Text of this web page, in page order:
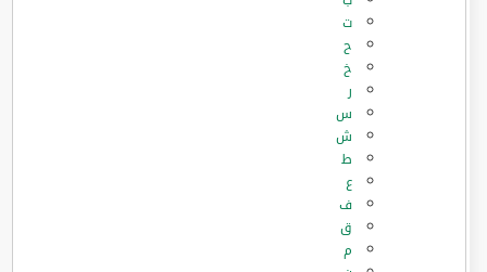
ت
ح
خ
ر
س
ش
ط
ع
ف
ق
م